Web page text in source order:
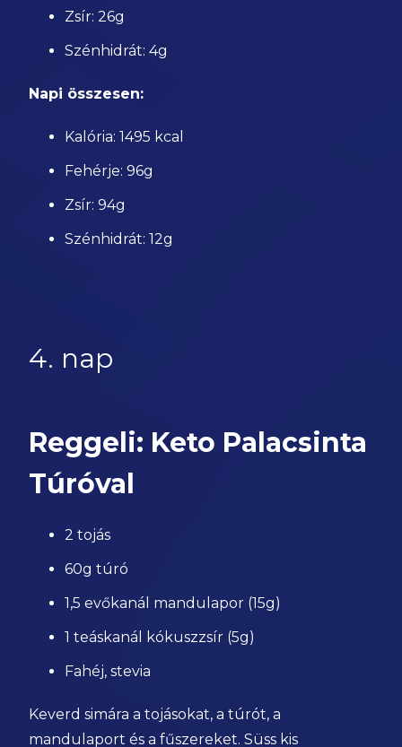
Zsír: 26g
Szénhidrát: 4g
Napi összesen:
Kalória: 1495 kcal
Fehérje: 96g
Zsír: 94g
Szénhidrát: 12g
4. nap
Reggeli: Keto Palacsinta
Túróval
2 tojás
60g túró
1,5 evőkanál mandulapor (15g)
1 teáskanál kókuszzsír (5g)
Fahéj, stevia
Keverd simára a tojásokat, a túrót, a
mandulaport és a fűszereket. Süss kis